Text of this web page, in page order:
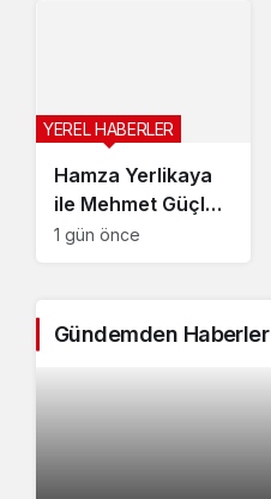
Hamza Yerlikaya
ile Mehmet Güçlü
Telefonda Görüştü
YEREL HABERLER
1 gün önce
Gündemden Haberler